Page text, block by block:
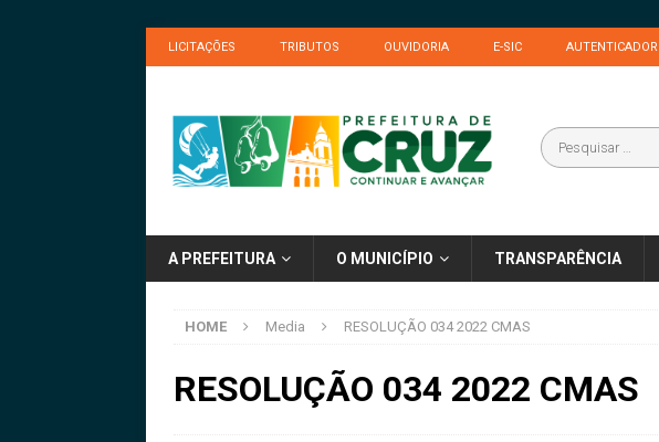
LICITAÇÕES TRIBUTOS OUVIDORIA E-SIC AUTENTICADOR
A PREFEITURA O MUNICÍPIO TRANSPARÊNCIA
HOME Media RESOLUÇÃO 034 2022 CMAS
RESOLUÇÃO 034 2022 CMAS